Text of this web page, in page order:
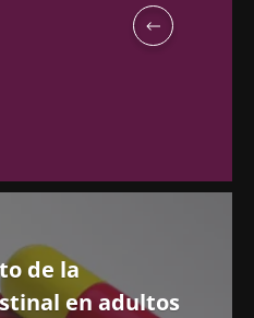
de la
en adultos